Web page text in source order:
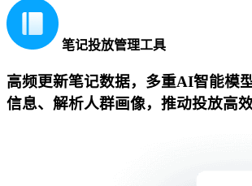
笔记投放管理工具
高频更新笔记数据，多重AI智能模
信息、解析人群画像，推动投放高效